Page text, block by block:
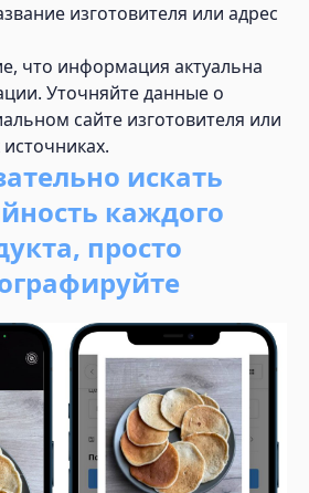
изготовителя или адрес
что информация актуальна
Уточняйте данные о
сайте изготовителя или
искать
каждого
просто